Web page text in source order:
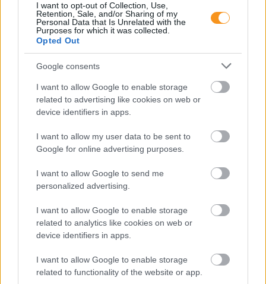
I want to opt-out of Collection, Use,
Retention, Sale, and/or Sharing of my
Personal Data that Is Unrelated with the
Purposes for which it was collected.
Opted Out
Google consents
I want to allow Google to enable storage
related to advertising like cookies on web or
device identifiers in apps.
I want to allow my user data to be sent to
Google for online advertising purposes.
I want to allow Google to send me
personalized advertising.
I want to allow Google to enable storage
related to analytics like cookies on web or
device identifiers in apps.
I want to allow Google to enable storage
related to functionality of the website or app.
A szülők sokfélék, de abban legtöbben
egyetértenek: nem szeretnék, ha a tanár kiabálna
gyermekükkel az iskolában. Ám ha egy
pedagógusnak egyszerre több, mint húsz
módszertani eszköztár nélkül könnyen
eszköztelennek érezheti magát, ennek pedig
gyakran a kiabálás a következménye.
iskolábanmódszertana, amelyet az elmúlt két
évben egy Erasmus+ partnerségi projekt keretében
próbáltak ki hat európai ország iskoláiban, a makói
Pelusos gyerek az oviban: Minden
óvodának biztosítania kell a
pelenkás gyerekek fogadását?